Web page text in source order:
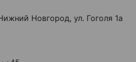
Новгород, ул. Гоголя 1а